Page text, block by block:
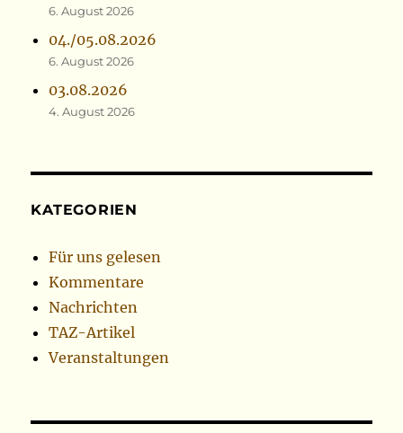
6. August 2026
04./05.08.2026
6. August 2026
03.08.2026
4. August 2026
KATEGORIEN
Für uns gelesen
Kommentare
Nachrichten
TAZ-Artikel
Veranstaltungen